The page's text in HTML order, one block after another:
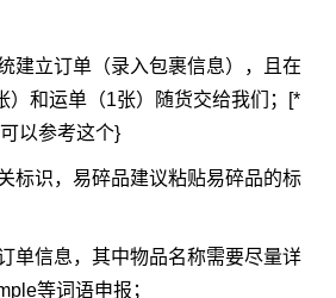
建立订单（录入包裹信息），且在
）和运单（1张）随货交给我们；[*
以参考这个}
标识，易碎品建议粘贴易碎品的标
单信息，其中物品名称需要尽量详
等词语申报；